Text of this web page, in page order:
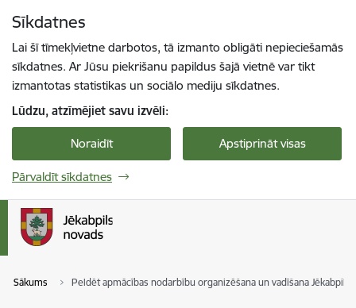
Sīkdatnes
Lai šī tīmekļvietne darbotos, tā izmanto obligāti nepieciešamās
sīkdatnes. Ar Jūsu piekrišanu papildus šajā vietnē var tikt
izmantotas statistikas un sociālo mediju sīkdatnes.
Lūdzu, atzīmējiet savu izvēli:
Noraidīt Apstiprināt visas
Pārvaldīt sīkdatnes
Sākums Peldēt apmācības nodarbību organizēšana un vadīšana